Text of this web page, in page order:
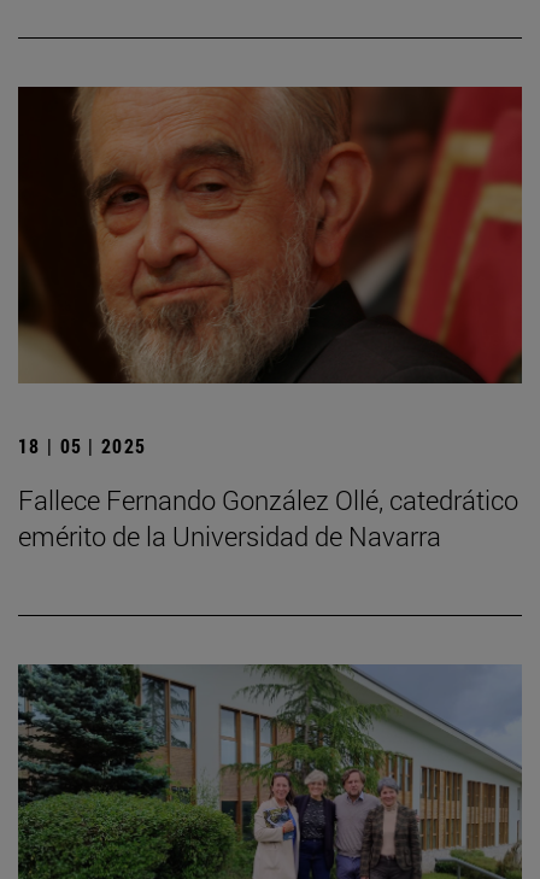
18 | 05 | 2025
Fallece Fernando González Ollé, catedrático
emérito de la Universidad de Navarra